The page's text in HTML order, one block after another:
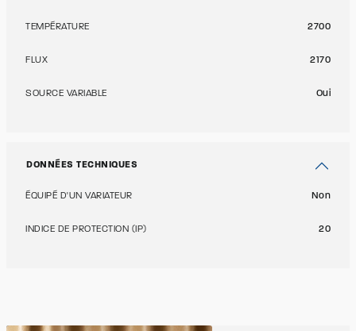
TEMPÉRATURE 2700
FLUX 2170
SOURCE VARIABLE Oui
DONNÉES TECHNIQUES
ÉQUIPÉ D'UN VARIATEUR Non
INDICE DE PROTECTION (IP) 20